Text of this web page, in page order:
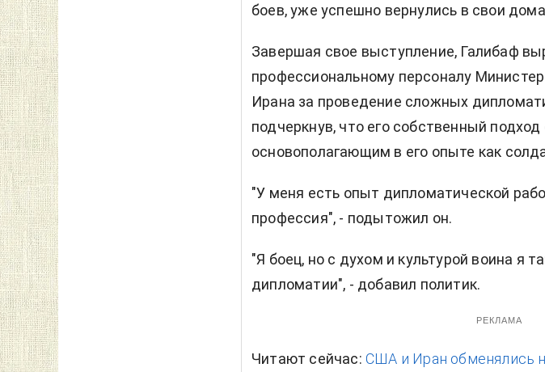
боев, уже успешно вернулись в свои
Завершая свое выступление, Галибаф
профессиональному персоналу
Ирана за проведение сложных
подчеркнув, что его собственный подход
основополагающим в его опыте как
"У меня есть опыт дипломатической
профессия", - подытожил он.
"Я боец, но с духом и культурой воина я
дипломатии", - добавил политик.
РЕКЛАМА
Читают сейчас: США и Иран обменялись